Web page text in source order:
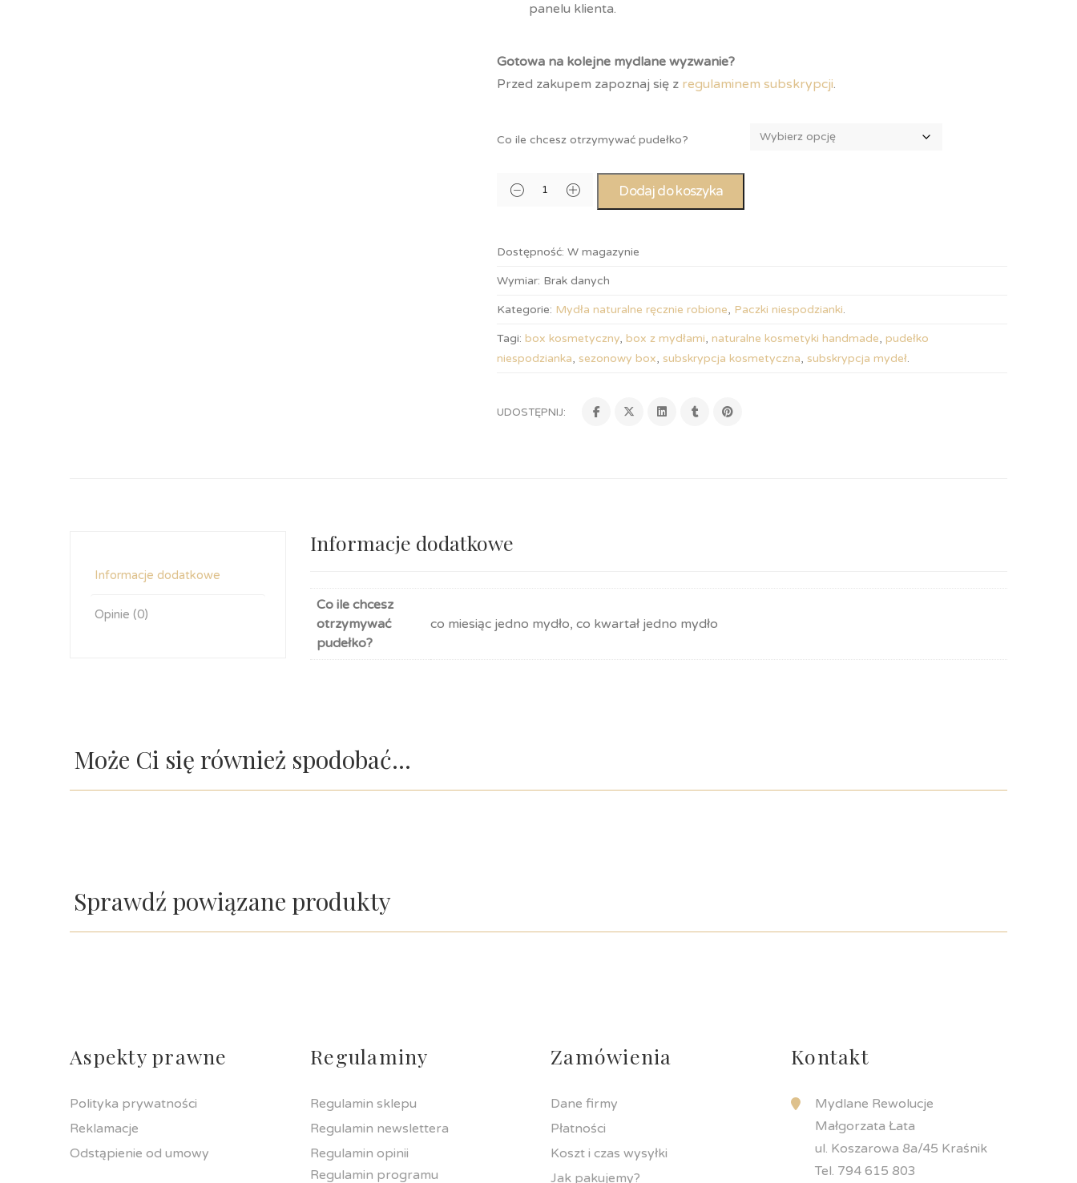
panelu klienta.
Gotowa na kolejne mydlane wyzwanie?
Przed zakupem zapoznaj się z regulaminem subskrypcji.
Co ile chcesz otrzymywać pudełko?
Dodaj do koszyka
Dostępność: W magazynie
Wymiar: Brak danych
Kategorie: Mydła naturalne ręcznie robione, Paczki niespodzianki.
Tagi:box kosmetyczny,box z mydłami,naturalne kosmetyki handmade,pudełko
niespodzianka, sezonowy box, subskrypcja kosmetyczna, subskrypcja mydeł.
UDOSTĘPNIJ:
Informacje dodatkowe
Opinie (0)
Informacje dodatkowe
Co ile chcesz
otrzymywać
pudełko?
co miesiąc jedno mydło, co kwartał jedno mydło
Może Ci się również spodobać…
Sprawdź powiązane produkty
Aspekty prawne
Polityka prywatności
Reklamacje
Odstąpienie od umowy
Regulaminy
Regulamin sklepu
Regulamin newslettera
Regulamin opinii
Regulamin programu
Zamówienia
Dane firmy
Płatności
Koszt i czas wysyłki
Jak pakujemy?
Kontakt
Mydlane Rewolucje
Małgorzata Łata
ul. Koszarowa 8a/45 Kraśnik
Tel. 794 615 803